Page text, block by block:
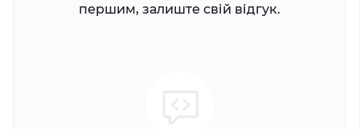
першим, залиште свій відгук.